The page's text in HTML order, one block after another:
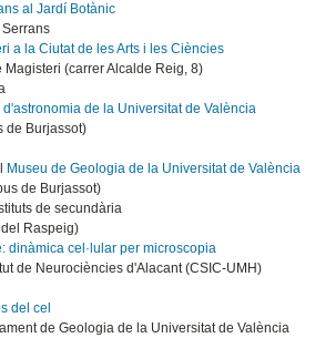
al Jardí Botànic
Serrans
a la Ciutat de les Arts i les Ciències
Magisteri (carrer Alcalde Reig, 8)
de la Universitat de València
de Burjassot)
Museu de Geologia de la Universitat de València
de Burjassot)
de secundària
del Raspeig)
dinàmica cel·lular per microscopia
de Neurociències d'Alacant (CSIC-UMH)
del cel
de Geologia de la Universitat de València